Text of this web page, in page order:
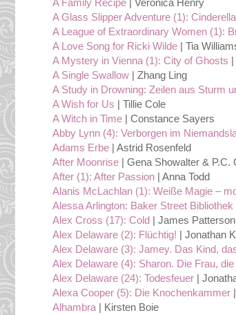
A Family Recipe | Veronica Henry
A Glass Slipper Adventure (1):
A League of Extraordinary Women (1):
A Love Song for Ricki Wilde | Tia
A Mystery in Vienna (1): City of Ghosts
A Single Swallow | Zhang Ling
A Study in Drowning: Zeilen aus Sturm
A Wish for Us | Tillie Cole
A Witch in Time | Constance Sayers
Abby Lynn (4): Verborgen im
Adams Erbe | Astrid Rosenfeld
After Moonrise | Gena Showalter & P.C.
After (1): After Passion | Anna Todd
Alanis McLachlan (1): Weiße Magie –
Alessa Arlington: Baker Street Bibliothek
Alex Cross (17): Cold | James Patterson
Alex Delaware (2): Flüchtig! | Jonathan
Alex Delaware (3): Jamey. Das Kind,
Alex Delaware (4): Sharon. Die Frau,
Alex Delaware (24): Todesfeuer |
Alexa Cooper (5): Die Knochenkammer
Alhambra | Kirsten Boie